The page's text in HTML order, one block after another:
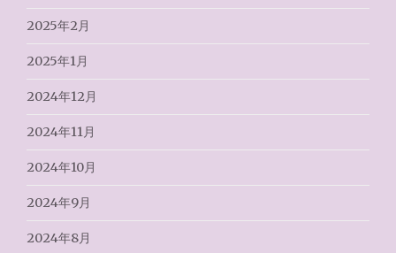
2025年2月
2025年1月
2024年12月
2024年11月
2024年10月
2024年9月
2024年8月